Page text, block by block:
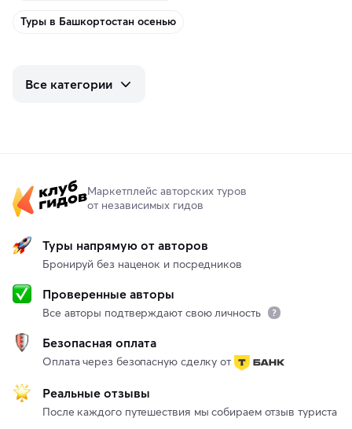
Туры в Башкортостан осенью
Все категории
Маркетплейс авторских туров
от независимых гидов
Туры напрямую от авторов
Бронируй без наценок и посредников
Проверенные авторы
Все авторы подтверждают свою личность
Безопасная оплата
Оплата через безопасную сделку от
Реальные отзывы
После каждого путешествия мы собираем отзыв туриста